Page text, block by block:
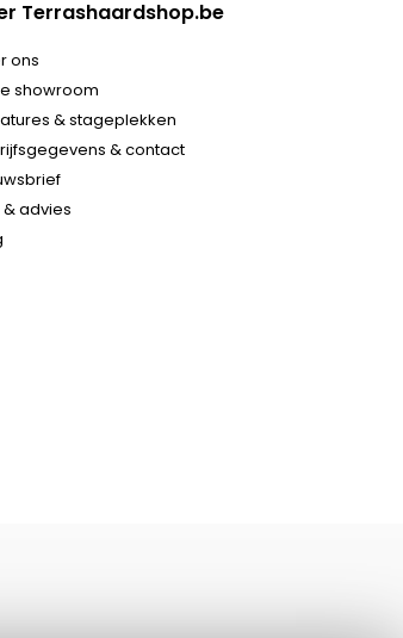
Terrashaardshop.be
ons
showroom
& stageplekken
& contact
& advies